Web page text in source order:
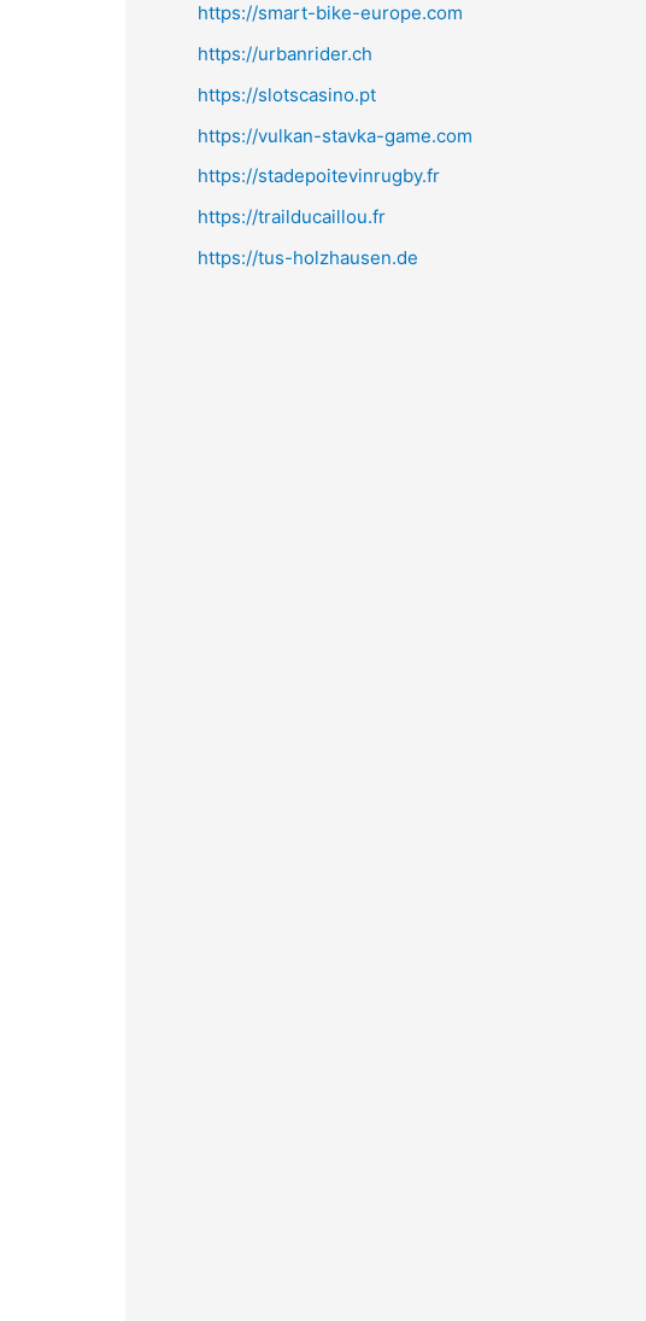
https://smart-bike-europe.com
https://urbanrider.ch
https://slotscasino.pt
https://vulkan-stavka-game.com
https://stadepoitevinrugby.fr
https://trailducaillou.fr
https://tus-holzhausen.de